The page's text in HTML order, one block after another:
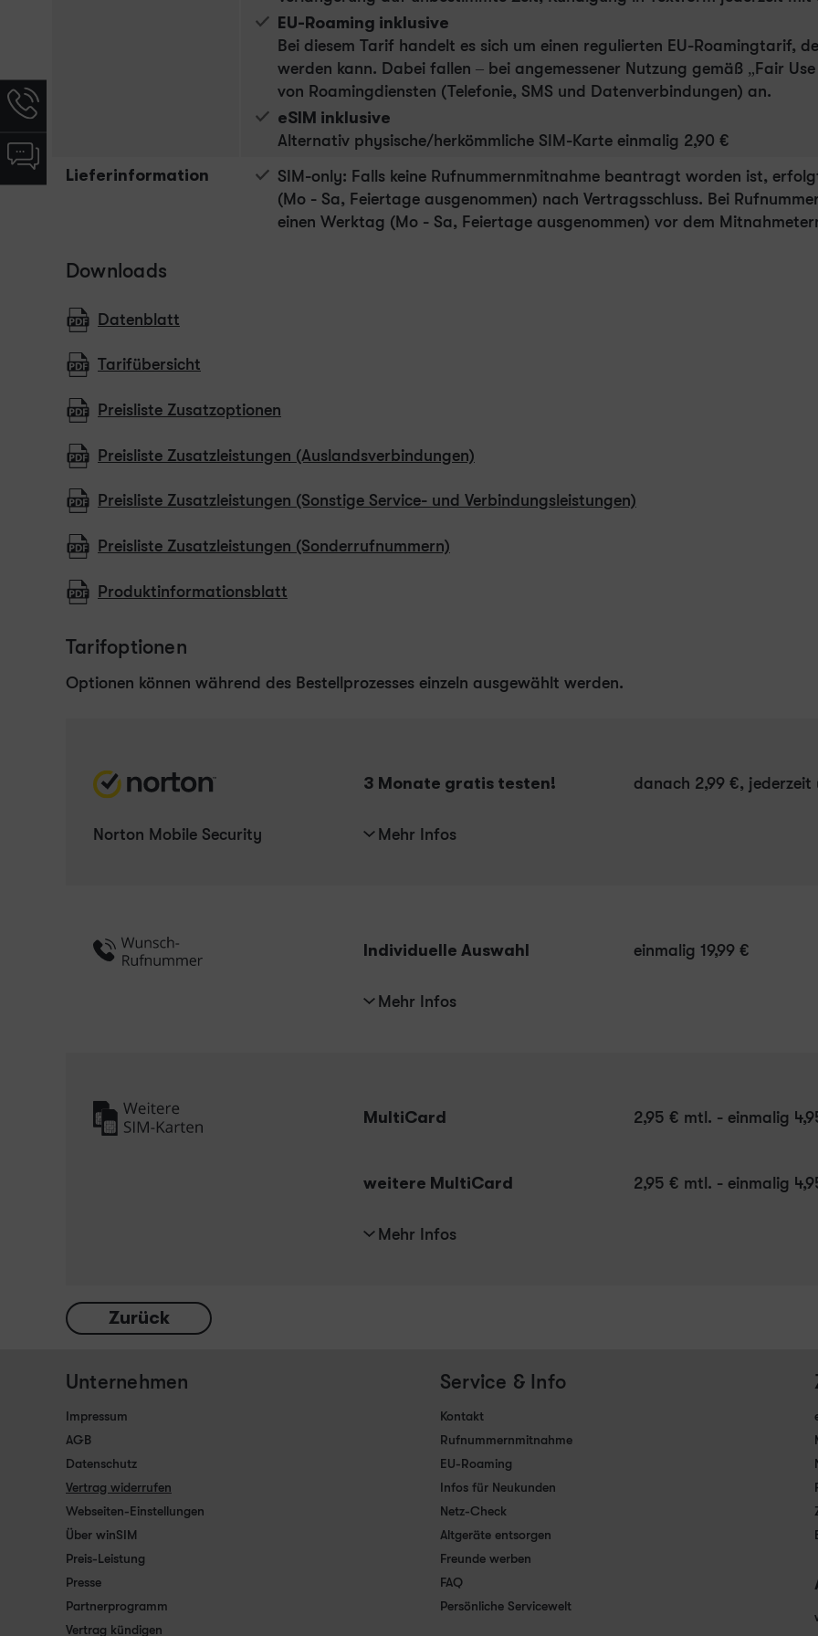
EU-Roaming inklusive
Bei diesem Tarif handelt es sich um einen regulierten EU-Roamingtarif,
werden kann. Dabei fallen – bei angemessener Nutzung gemäß „Fair
von Roamingdiensten (Telefonie, SMS und Datenverbindungen) an.
eSIM inklusive
Alternativ physische/herkömmliche SIM-Karte einmalig 2,90 €
Lieferinformation
SIM-only: Falls keine Rufnummernmitnahme beantragt worden ist,
(Mo - Sa, Feiertage ausgenommen) nach Vertragsschluss. Bei
einen Werktag (Mo - Sa, Feiertage ausgenommen) vor dem
Downloads
Datenblatt
Tarifübersicht
Preisliste Zusatzoptionen
Preisliste Zusatzleistungen (Auslandsverbindungen)
Preisliste Zusatzleistungen (Sonstige Service- und Verbindungsleistungen)
Preisliste Zusatzleistungen (Sonderrufnummern)
Produktinformationsblatt
Tarifoptionen
Optionen können während des Bestellprozesses einzeln ausgewählt werden.
Norton Mobile Security
3 Monate gratis testen! danach 2,99 €,
Mehr Infos
Individuelle Auswahl einmalig 19,99 €
Mehr Infos
MultiCard 2,95 € mtl. - einmalig
weitere MultiCard 2,95 € mtl. - einmalig
Mehr Infos
Zurück
Unternehmen
Impressum
AGB
Datenschutz
Vertrag widerrufen
Webseiten-Einstellungen
Über winSIM
Preis-Leistung
Presse
Partnerprogramm
Vertrag kündigen
Service & Info
Kontakt
Rufnummernmitnahme
EU-Roaming
Infos für Neukunden
Netz-Check
Altgeräte entsorgen
Freunde werben
FAQ
Persönliche Servicewelt
Hotline-
Informationen
werden
angezeigt
Chat-
Informationen
werden